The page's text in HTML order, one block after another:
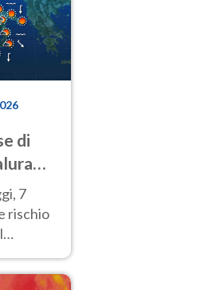
di
7
rischio